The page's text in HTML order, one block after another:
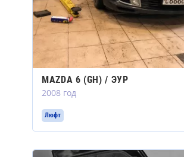
MAZDA 6 (GH) / ЭУР
2008 год
Люфт